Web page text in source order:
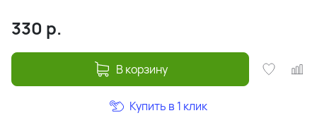
330 р.
В корзину
Купить в 1 клик